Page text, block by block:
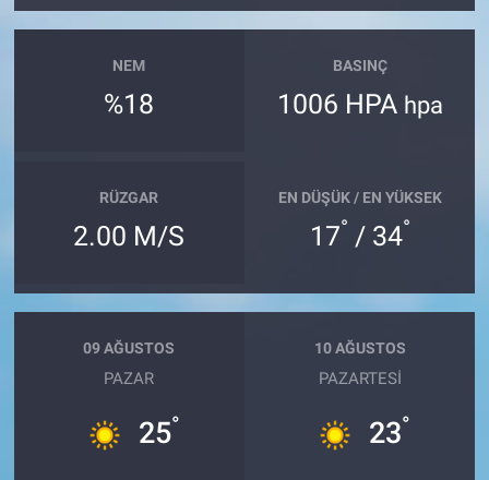
NEM
%18
BASINÇ
1006 HPA hpa
RÜZGAR
2.00 M/S
EN DÜŞÜK / EN YÜKSEK
17° / 34°
09 AĞUSTOS
PAZAR
25°
10 AĞUSTOS
PAZARTESI
23°